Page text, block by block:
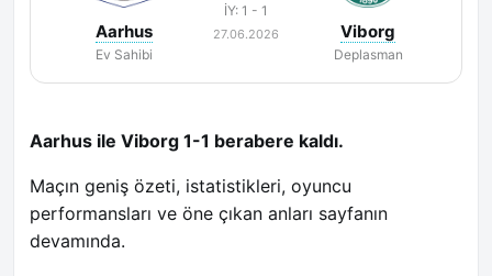
Aarhus
Ev Sahibi
İY: 1 - 1
27.06.2026 Viborg
Deplasman
Aarhus ile Viborg 1-1 berabere kaldı.
Maçın geniş özeti, istatistikleri, oyuncu
performansları ve öne çıkan anları sayfanın
devamında.